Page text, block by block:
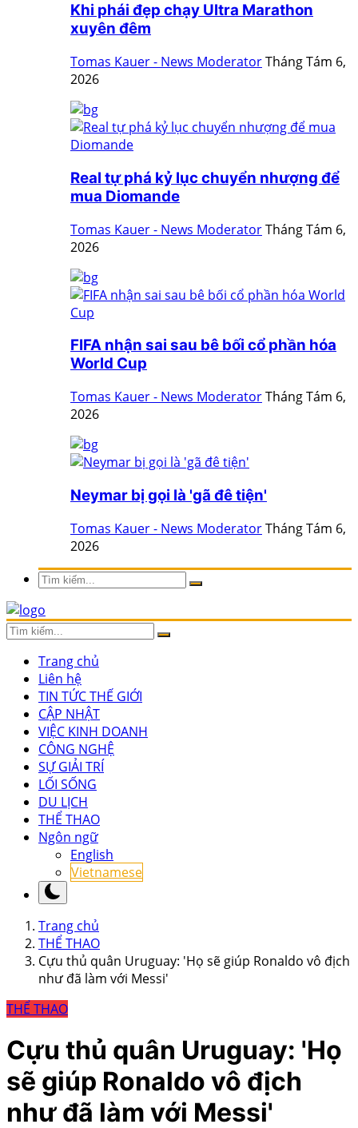
Khi phái đẹp chạy Ultra Marathon
xuyên đêm
Tomas Kauer - News ModeratorTháng Tám 6,
2026
Real tự phá kỷ lục chuyển nhượng để
mua Diomande
Tomas Kauer - News ModeratorTháng Tám 6,
2026
FIFA nhận sai sau bê bối cổ phần hóa
World Cup
Tomas Kauer - News ModeratorTháng Tám 6,
2026
Neymar bị gọi là 'gã đê tiện'
Tomas Kauer - News ModeratorTháng Tám 6,
2026
Trang chủ
Liên hệ
TIN TỨC THẾ GIỚI
CẬP NHẬT
VIỆC KINH DOANH
CÔNG NGHỆ
SỰ GIẢI TRÍ
LỐI SỐNG
DU LỊCH
THỂ THAO
Ngôn ngữ
English
Vietnamese
Trang chủ
THỂ THAO
Cựu thủ quân Uruguay: 'Họ sẽ giúp Ronaldo vô địch
như đã làm với Messi'
THỂ THAO
Cựu thủ quân Uruguay: 'Họ
sẽ giúp Ronaldo vô địch
như đã làm với Messi'